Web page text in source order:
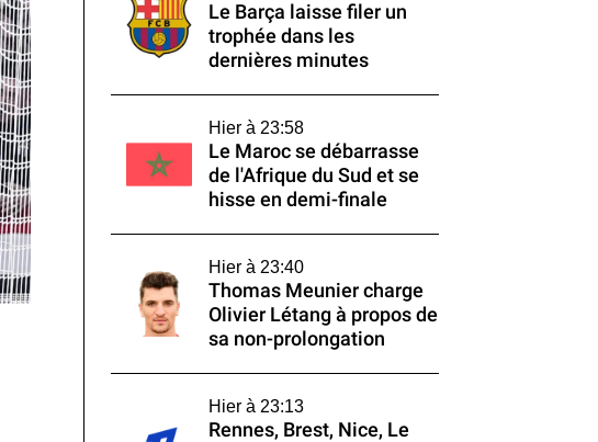
Le Barça laisse filer un
trophée dans les
dernières minutes
Hier à 23:58
Le Maroc se débarrasse
de l'Afrique du Sud et se
hisse en demi-finale
Hier à 23:40
Thomas Meunier charge
Olivier Létang à propos de
sa non-prolongation
Hier à 23:13
Rennes, Brest, Nice, Le